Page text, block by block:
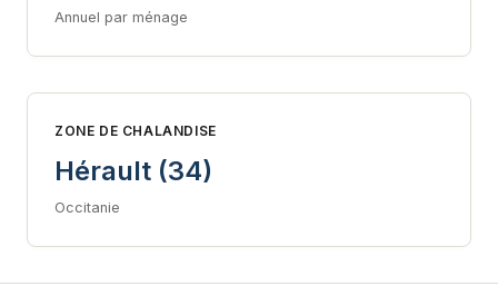
Annuel par ménage
ZONE DE CHALANDISE
Hérault (34)
Occitanie